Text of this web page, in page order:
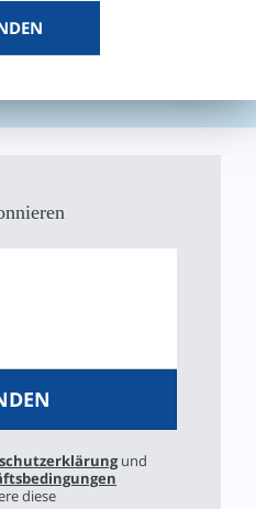
und
diese